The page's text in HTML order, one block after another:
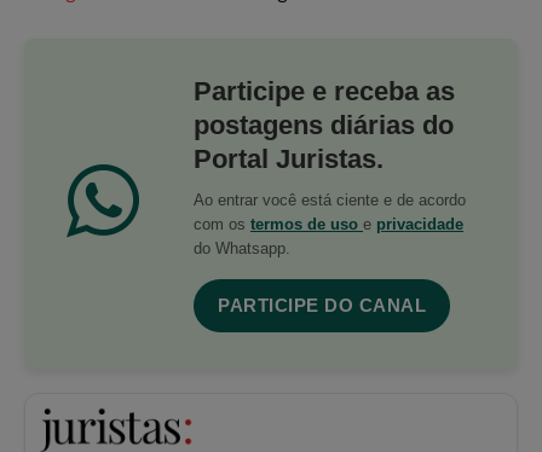
Participe e receba as
postagens diárias do
Portal Juristas.
Ao entrar você está ciente e de acordo
com os termos de uso e privacidade
do Whatsapp.
PARTICIPE DO CANAL